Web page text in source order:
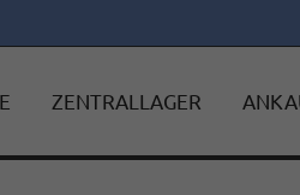
ZENTRALLAGER